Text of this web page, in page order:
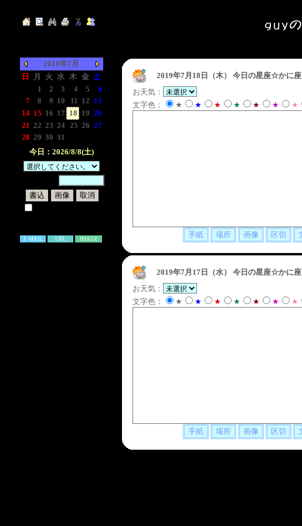
2019年7月
日
月 火 水 木 金 土
1 2 3 4 5
6
7
8 9 10 11 12 13
14 15 16 17 18 19 20
21 22 23 24 25 26 27
28 29 30 31
今日：2026/8/8(土)
E-MAIL URL IMAGE
2019年7月18日（木）
今日の星座☆かに座
お天気：
文字色：
★ ★ ★ ★ ★ ★ ★
2019年7月17日（水）
今日の星座☆かに座
お天気：
文字色：
★ ★ ★ ★ ★ ★ ★